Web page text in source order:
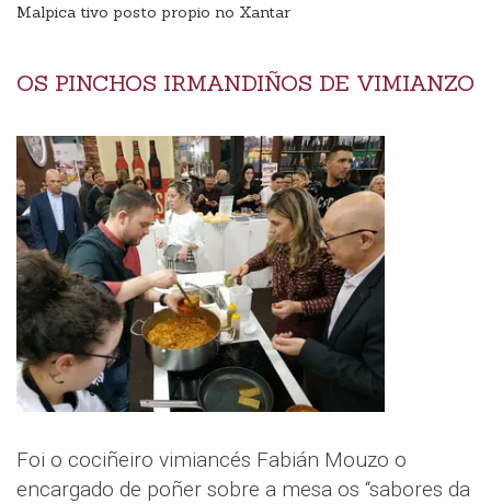
Malpica tivo posto propio no Xantar
OS PINCHOS IRMANDIÑOS DE VIMIANZO
Foi o cociñeiro vimiancés Fabián Mouzo o
encargado de poñer sobre a mesa os “sabores da